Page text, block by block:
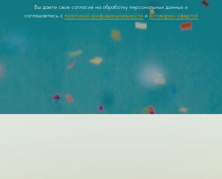
Вы даете свое согласие на обработку персональных данных и
соглашаетесь с политикой конфиденциальностии договором-офертой